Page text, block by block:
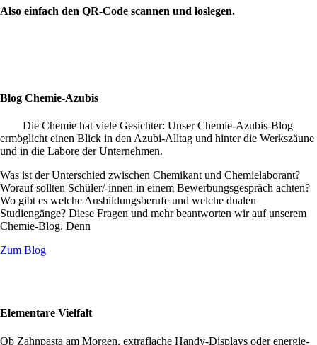
Also einfach den QR-Code scannen und loslegen.
Blog Chemie-Azubis
Die Chemie hat viele Gesichter: Unser Chemie-Azubis-Blog
ermöglicht einen Blick in den Azubi-Alltag und hinter die Werkszäune
und in die Labore der Unternehmen.
Was ist der Unterschied zwischen Chemikant und Chemielaborant?
Worauf sollten Schüler/-innen in einem Bewerbungsgespräch achten?
Wo gibt es welche Ausbildungsberufe und welche dualen
Studiengänge? Diese Fragen und mehr beantworten wir auf unserem
Chemie-Blog. Denn
Zum Blog
Elementare Vielfalt
Ob Zahnpasta am Morgen, extraflache Handy-Displays oder energie-